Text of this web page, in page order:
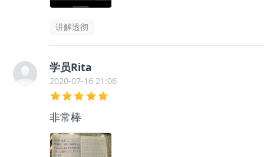
讲解透彻
学员Rita
2020-07-16 21:06
非常棒